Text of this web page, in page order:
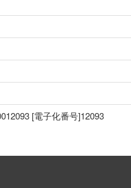
[電子化番号]12093